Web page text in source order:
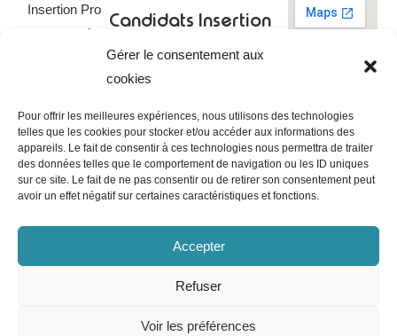
Gérer le consentement aux
cookies
Pour offrir les meilleures expériences, nous utilisons des technologies
telles que les cookies pour stocker et/ou accéder aux informations des
appareils. Le fait de consentir à ces technologies nous permettra de traiter
des données telles que le comportement de navigation ou les ID uniques
sur ce site. Le fait de ne pas consentir ou de retirer son consentement peut
avoir un effet négatif sur certaines caractéristiques et fonctions.
Accepter
Refuser
Voir les préférences
Insertion Pro
est une action
pour
l’Insertion
Professionnelle ,
dédiée à
l’insertion et
Candidats
emploi
Tableau de
bord du
candidat
Entreprises
Poster une
entreprises
Insertion
09 73 03 78
Contact
CGU
Mentions
légales
confidentialité
Politique de
cookies